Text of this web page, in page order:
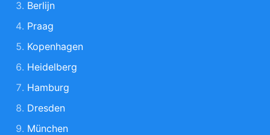
Berlijn
Praag
Kopenhagen
Heidelberg
Hamburg
Dresden
München